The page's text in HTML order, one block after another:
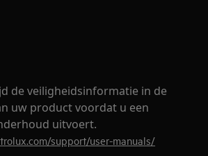
de veiligheidsinformatie in de
uw product voordat u een
uitvoert.
support/user-manuals/